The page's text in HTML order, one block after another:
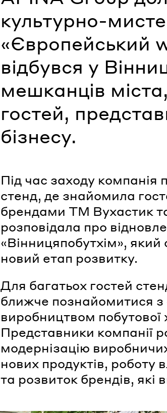
культурно-
«Європейський
відбувся у
мешканців
гостей,
бізнесу.
Під час заходу компанія
стенд, де знайомила
брендами ТМ Вухастик
розповідала про
«Вінницяпобутхім»,
новий етап розвитку.
Для багатьох гостей
ближче познайомитися з
виробництвом побутової
Представники компанії
модернізацію
нових продуктів, роботу
та розвиток брендів, які